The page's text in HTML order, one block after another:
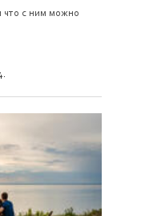
что с ним можно